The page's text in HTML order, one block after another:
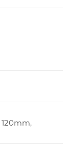
120mm,